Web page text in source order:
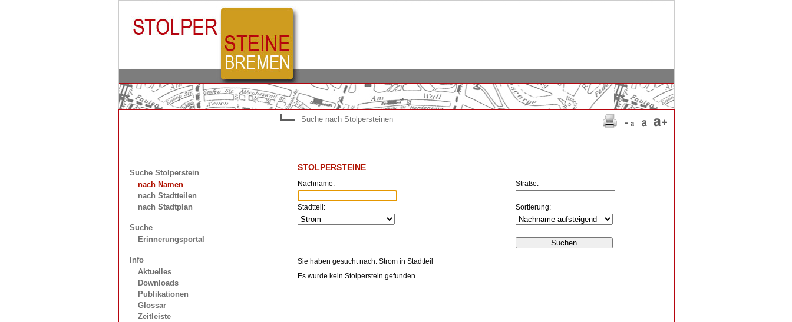
Suche Stolperstein
nach Namen
nach Stadtteilen
nach Stadtplan
Suche
Erinnerungsportal
Info
Aktuelles
Downloads
Publikationen
Glossar
Zeitleiste
Suche nach Stolpersteinen
STOLPERSTEINE
Nachname:
Stadtteil:
Straße:
Sortierung:
Sie haben gesucht nach: Strom in Stadtteil
Es wurde kein Stolperstein gefunden